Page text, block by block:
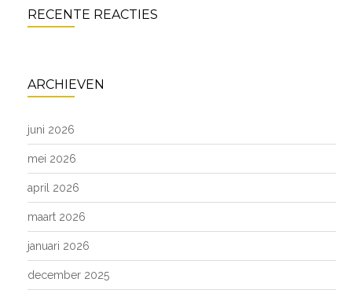
RECENTE REACTIES
ARCHIEVEN
juni 2026
mei 2026
april 2026
maart 2026
januari 2026
december 2025